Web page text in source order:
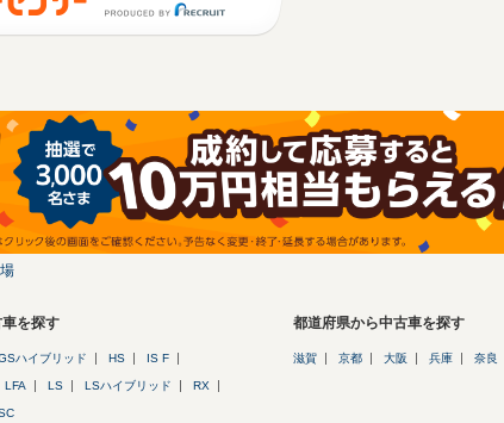
を探す
ハイブリッド HS IS F
LFA LS LSハイブリッド RX
都道府県から中古車を探す
滋賀 京都 大阪 兵庫 奈良